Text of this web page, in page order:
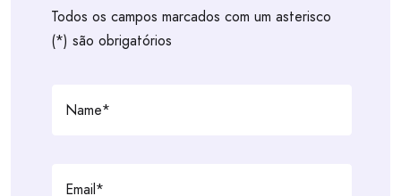
Todos os campos marcados com um asterisco
(*) são obrigatórios